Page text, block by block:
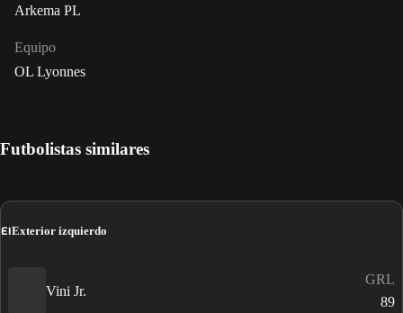
Arkema PL
Equipo
OL Lyonnes
Futbolistas similares
EIExterior izquierdo
Vini Jr.
GRL
89